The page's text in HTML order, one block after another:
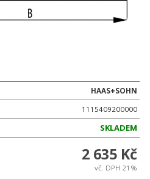
HAAS+SOHN
1115409200000
SKLADEM
2 635 Kč
vč. DPH 21%